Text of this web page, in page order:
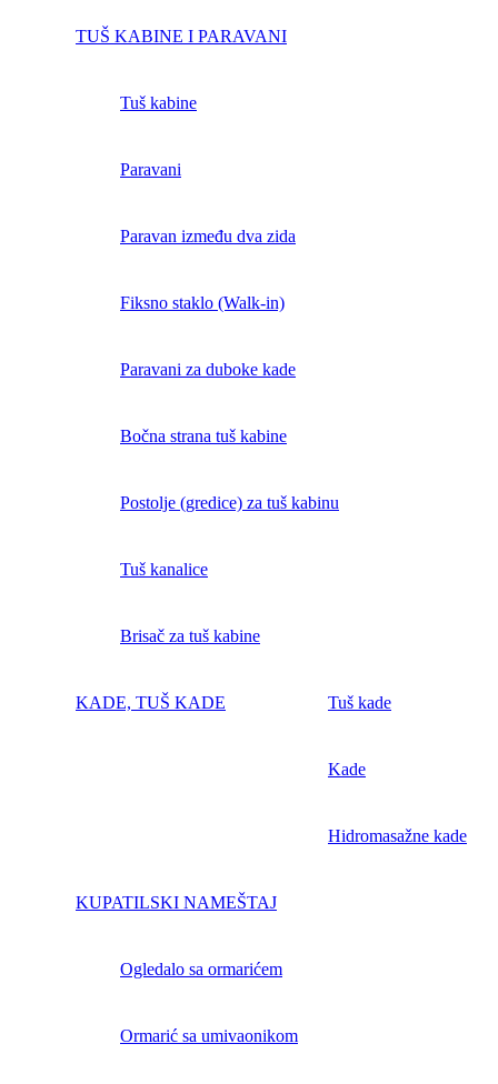
TUŠ KABINE I PARAVANI
Tuš kabine
Paravani
Paravan između dva zida
Fiksno staklo (Walk-in)
Paravani za duboke kade
Bočna strana tuš kabine
Postolje (gredice) za tuš kabinu
Tuš kanalice
Brisač za tuš kabine
KADE, TUŠ KADE Tuš kade
Kade
Hidromasažne kade
KUPATILSKI NAMEŠTAJ
Ogledalo sa ormarićem
Ormarić sa umivaonikom